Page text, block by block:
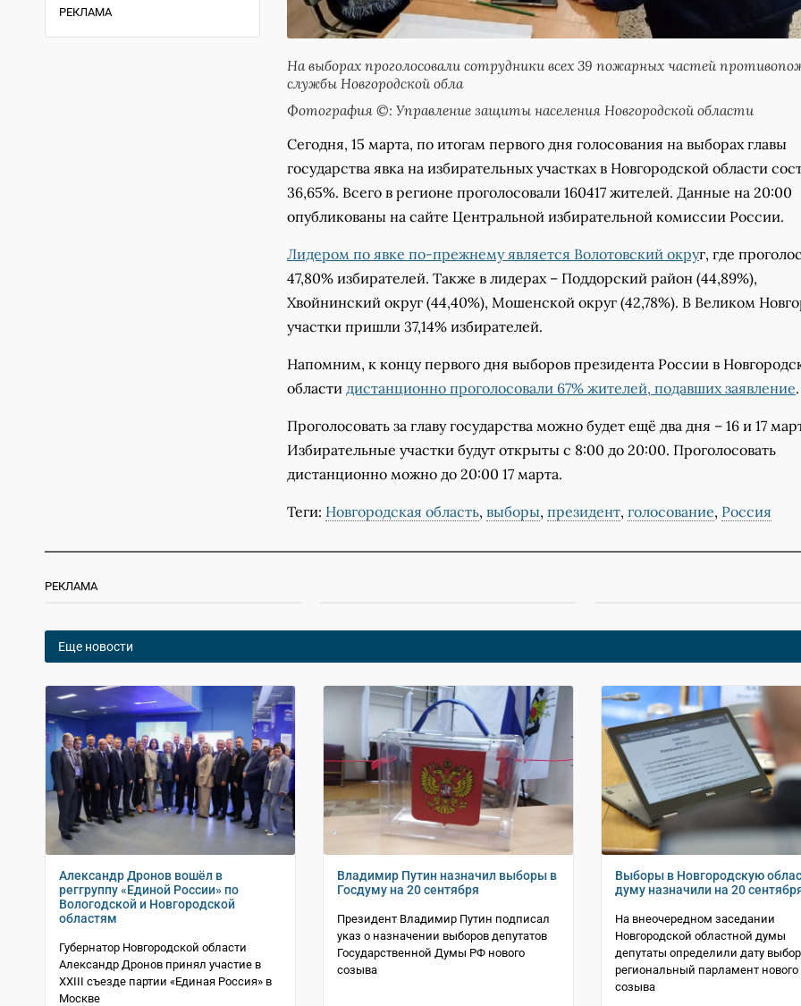
РЕКЛАМА
На выборах проголосовали сотрудники всех 39 пожарных частей
службы Новгородской обла
Фотография ©: Управление защиты населения Новгородской области
Сегодня, 15 марта, по итогам первого дня голосования на выборах главы
государства явка на избирательных участках в Новгородской области
36,65%. Всего в регионе проголосовали 160417 жителей. Данные на 20:00
опубликованы на сайте Центральной избирательной комиссии России.
Лидером по явке по-прежнему является Волотовский округ, где
47,80% избирателей. Также в лидерах – Поддорский район (44,89%),
Хвойнинский округ (44,40%), Мошенской округ (42,78%). В Великом
участки пришли 37,14% избирателей.
Напомним, к концу первого дня выборов президента России в
области дистанционно проголосовали 67% жителей, подавших заявление.
Проголосовать за главу государства можно будет ещё два дня – 16 и 17
Избирательные участки будут открыты с 8:00 до 20:00. Проголосовать
дистанционно можно до 20:00 17 марта.
Теги: Новгородская область, выборы, президент, голосование, Россия
РЕКЛАМА
Еще новости
Александр Дронов вошёл в
реггруппу «Единой России» по
Вологодской и Новгородской
областям
Губернатор Новгородской области
Александр Дронов принял участие в
XXIII съезде партии «Единая Россия» в
Москве
Владимир Путин назначил выборы в
Госдуму на 20 сентября
Президент Владимир Путин подписал
указ о назначении выборов депутатов
Государственной Думы РФ нового
созыва
Выборы в Новгородскую
думу назначили на 20
На внеочередном заседании
Новгородской областной думы
депутаты определили дату
региональный парламент нового
созыва